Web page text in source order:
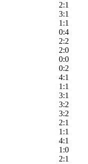
2:1
3:1
1:1
0:4
2:2
2:0
0:0
0:2
4:1
1:1
3:1
3:2
3:2
2:1
1:1
4:1
1:0
2:1